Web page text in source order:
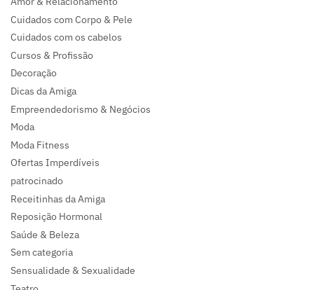
Cuidados com Corpo & Pele
Cuidados com os cabelos
Cursos & Profissão
Decoração
Dicas da Amiga
Empreendedorismo & Negócios
Moda
Moda Fitness
Ofertas Imperdíveis
patrocinado
Receitinhas da Amiga
Reposição Hormonal
Saúde & Beleza
Sem categoria
Sensualidade & Sexualidade